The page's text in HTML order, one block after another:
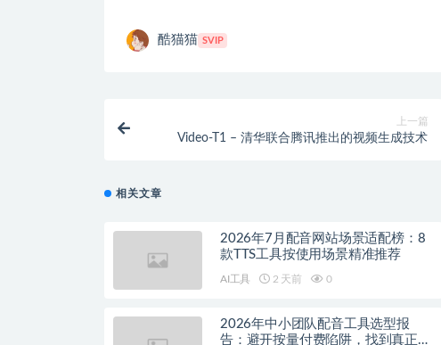
酷猫猫 SVIP
上一篇
Video-T1 – 清华联合腾讯推出的视频生成技术
相关文章
2026年7月配音网站场景适配榜：8
款TTS工具按使用场景精准推荐
AI工具 2 天前 0
2026年中小团队配音工具选型报
告：避开按量付费陷阱，找到真正的